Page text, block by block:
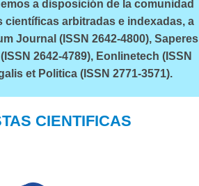
a disposición de la comunidad
científicas arbitradas e indexadas, a
Journal (ISSN 2642-4800), Saperes
2642-4789), Eonlinetech (ISSN
et Politica (ISSN 2771-3571).
CIENTIFICAS